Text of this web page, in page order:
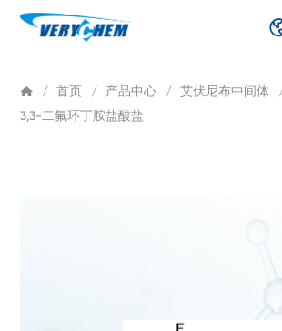
/ 首页 / 产品中心 / 艾伏尼布中间体
3,3-二氟环丁胺盐酸盐